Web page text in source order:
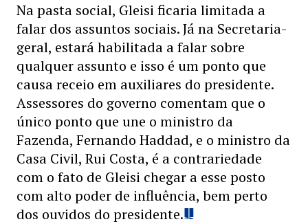
Na pasta social, Gleisi ficaria limitada a
falar dos assuntos sociais. Já na Secretaria-
geral, estará habilitada a falar sobre
qualquer assunto e isso é um ponto que
causa receio em auxiliares do presidente.
Assessores do governo comentam que o
único ponto que une o ministro da
Fazenda, Fernando Haddad, e o ministro da
Casa Civil, Rui Costa, é a contrariedade
com o fato de Gleisi chegar a esse posto
com alto poder de influência, bem perto
dos ouvidos do presidente.